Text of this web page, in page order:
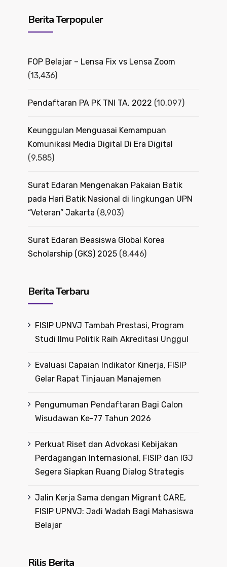
Berita Terpopuler
FOP Belajar – Lensa Fix vs Lensa Zoom
(13,436)
Pendaftaran PA PK TNI TA. 2022 (10,097)
Keunggulan Menguasai Kemampuan
Komunikasi Media Digital Di Era Digital
(9,585)
Surat Edaran Mengenakan Pakaian Batik
pada Hari Batik Nasional di lingkungan UPN
“Veteran” Jakarta (8,903)
Surat Edaran Beasiswa Global Korea
Scholarship (GKS) 2025 (8,446)
Berita Terbaru
FISIP UPNVJ Tambah Prestasi, Program
Studi Ilmu Politik Raih Akreditasi Unggul
Evaluasi Capaian Indikator Kinerja, FISIP
Gelar Rapat Tinjauan Manajemen
Pengumuman Pendaftaran Bagi Calon
Wisudawan Ke-77 Tahun 2026
Perkuat Riset dan Advokasi Kebijakan
Perdagangan Internasional, FISIP dan IGJ
Segera Siapkan Ruang Dialog Strategis
Jalin Kerja Sama dengan Migrant CARE,
FISIP UPNVJ: Jadi Wadah Bagi Mahasiswa
Belajar
Rilis Berita